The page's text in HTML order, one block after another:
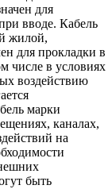
для
вводе. Кабель
жилой,
для прокладки в
числе в условиях
воздействию
марки
каналах,
на
быть